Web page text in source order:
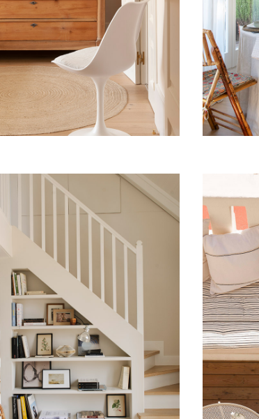
ESCUELAS
PÍAS
Vivienda, Barcelona